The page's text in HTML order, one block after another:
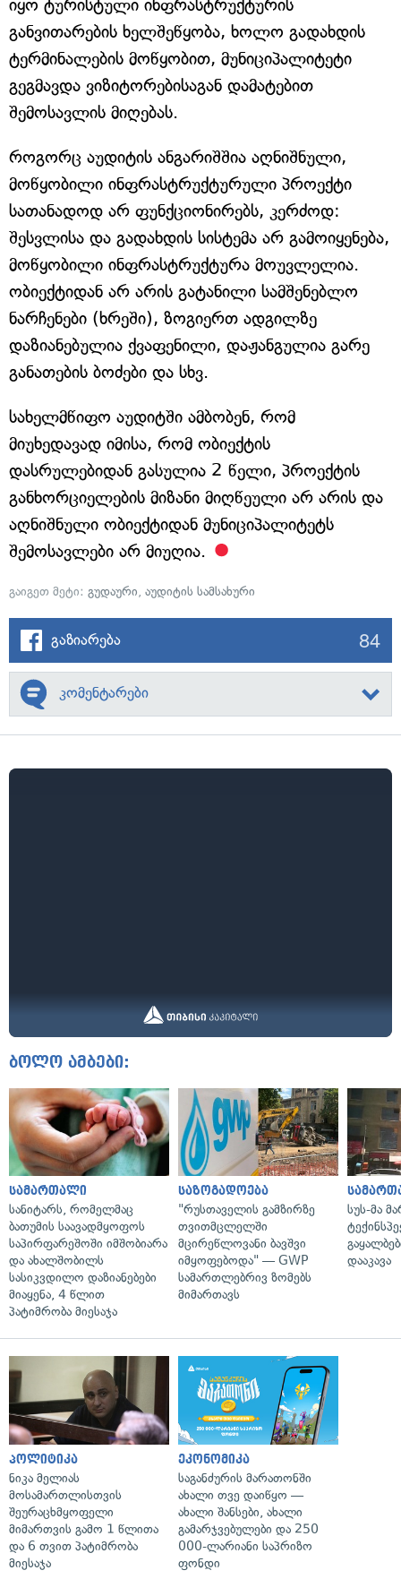
იყო ტურისტული ინფრასტრუქტურის
განვითარების ხელშეწყობა, ხოლო გადახდის
ტერმინალების მოწყობით, მუნიციპალიტეტი
გეგმავდა ვიზიტორებისაგან დამატებით
შემოსავლის მიღებას.
როგორც აუდიტის ანგარიშშია აღნიშნული,
მოწყობილი ინფრასტრუქტურული პროექტი
სათანადოდ არ ფუნქციონირებს, კერძოდ:
შესვლისა და გადახდის სისტემა არ გამოიყენება,
მოწყობილი ინფრასტრუქტურა მოუვლელია.
ობიექტიდან არ არის გატანილი სამშენებლო
ნარჩენები (ხრეში), ზოგიერთ ადგილზე
დაზიანებულია ქვაფენილი, დაჟანგულია გარე
განათების ბოძები და სხვ.
სახელმწიფო აუდიტში ამბობენ, რომ
მიუხედავად იმისა, რომ ობიექტის
დასრულებიდან გასულია 2 წელი, პროექტის
განხორციელების მიზანი მიღწეული არ არის და
აღნიშნული ობიექტიდან მუნიციპალიტეტს
შემოსავლები არ მიუღია.
გაიგეთ მეტი: გუდაური, აუდიტის სამსახური
გაზიარება 84
კომენტარები
ბოლო ამბები:
სამართალი
სანიტარს, რომელმაც
ბათუმის საავადმყოფოს
საპირფარეშოში იმშობიარა
და ახალშობილს
სასიკვდილო დაზიანებები
მიაყენა, 4 წლით
პატიმრობა მიესაჯა
საზოგადოება
"რუსთაველის გამზირზე
თვითმცლელში
მცირეწლოვანი ბავშვი
იმყოფებოდა" — GWP
სამართლებრივ ზომებს
მიმართავს
სუს-მა
დააკავა
პოლიტიკა
ნიკა მელიას
მოსამართლისთვის
შეურაცხმყოფელი
მიმართვის გამო 1 წლითა
და 6 თვით პატიმრობა
მიესაჯა
ეკონომიკა
საგანძურის მარათონში
ახალი თვე დაიწყო —
ახალი შანსები, ახალი
გამარჯვებულები და 250
000-ლარიანი საპრიზო
ფონდი